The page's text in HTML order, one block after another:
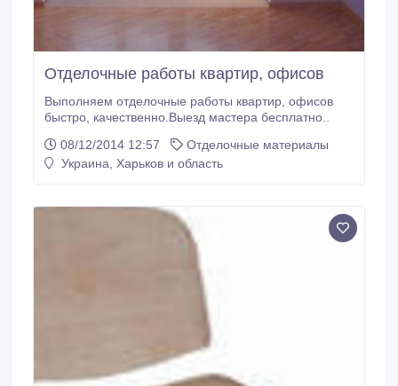
Отделочные работы квартир, офисов
Выполняем отделочные работы квартир, офисов
быстро, качественно.Выезд мастера бесплатно..
08/12/2014 12:57
Отделочные материалы
Украина, Харьков и область